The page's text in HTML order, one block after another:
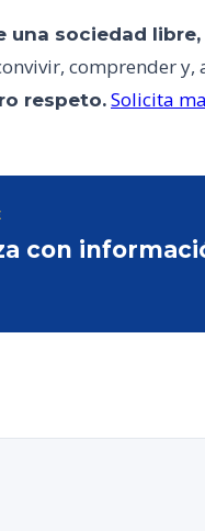
sociedad
comprender
respeto. Solicita
con